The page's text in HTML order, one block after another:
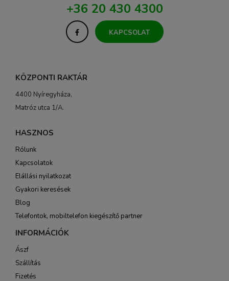
+36 20 430 4300
KAPCSOLAT
KÖZPONTI RAKTÁR
4400 Nyíregyháza,
Matróz utca 1/A.
HASZNOS
Rólunk
Kapcsolatok
Elállási nyilatkozat
Gyakori keresések
Blog
Telefontok, mobiltelefon kiegészítő partner
INFORMÁCIÓK
Ászf
Szállítás
Fizetés